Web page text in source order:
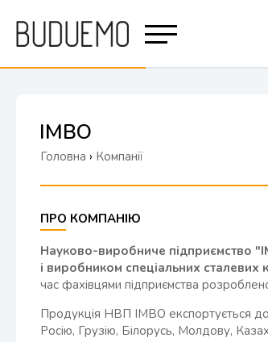
ІМВО
Головна › Компанії
ПРО КОМПАНІЮ
Науково-виробниче підприємство
і виробником спеціальних
час фахівцями підприємства
Продукція НВП ІМВО експортується до
Росію, Грузію, Білорусь, Молдову,